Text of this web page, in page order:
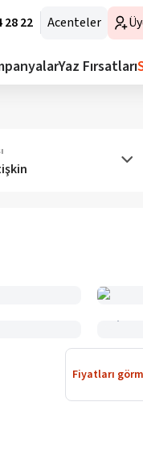
28 22 Acenteler
Yaz Fırsatları
Fiyatları